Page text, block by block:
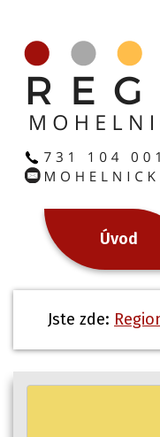
Úvod
Jste zde: